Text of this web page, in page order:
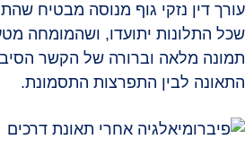
עורך דין נזקי גוף מנוסה מבטיח
שכל התלונות יתועדו, ושהמומחה
תמונה מלאה וברורה של הקשר
התאונה לבין התפרצות התסמונת.